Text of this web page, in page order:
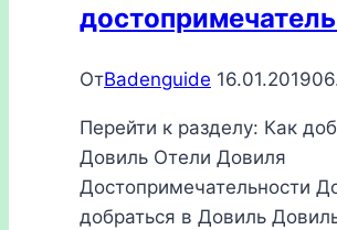
ОтBadenguide 16.01.2019
Перейти к разделу: Как
Довиль Отели Довиля
Достопримечательности
добраться в Довиль